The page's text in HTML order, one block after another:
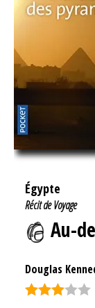
Égypte
Récit de Voyage
Au-
Douglas